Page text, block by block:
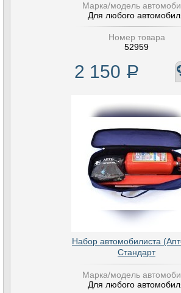
Марка/модель
Для любого
Номер товара
52959
2 150 Р
Набор автомобилиста
Стандарт
Марка/модель
Для любого